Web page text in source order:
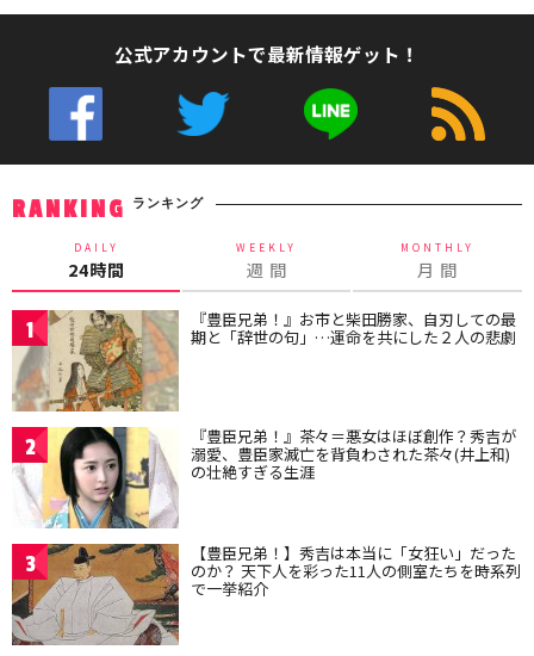
公式アカウントで最新情報ゲット！
RANKING ランキング
DAILY
24時間
WEEKLY
週 間
MONTHLY
月 間
1 『豊臣兄弟！』お市と柴田勝家、自刃しての最
期と「辞世の句」…運命を共にした２人の悲劇
2 『豊臣兄弟！』茶々＝悪女はほぼ創作？秀吉が
溺愛、豊臣家滅亡を背負わされた茶々(井上和)
の壮絶すぎる生涯
3 【豊臣兄弟！】秀吉は本当に「女狂い」だった
のか？ 天下人を彩った11人の側室たちを時系列
で一挙紹介